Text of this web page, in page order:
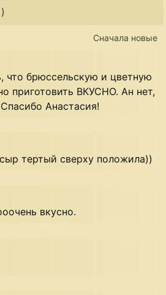
)
Сначала новые
что брюссельскую и цветную
приготовить ВКУСНО. Ан нет,
Анастасия!
тертый сверху положила))
вкусно.